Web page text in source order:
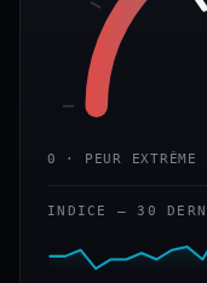
0 · PEUR EXTRÊME
INDICE — 30